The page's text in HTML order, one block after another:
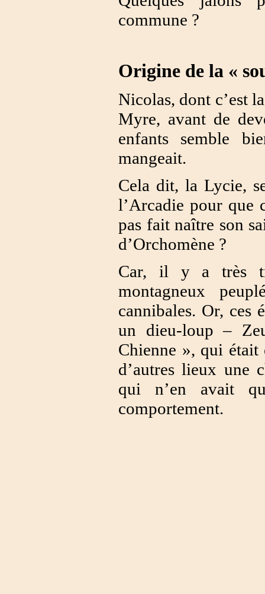
commune ?
Origine de la «
Nicolas, dont c’est
Myre, avant de
enfants semble
mangeait.
Cela dit, la Lycie,
l’Arcadie pour que
pas fait naître son
d’Orchomène ?
Car, il y a très
montagneux
cannibales. Or, ces
un dieu-loup –
Chienne », qui
d’autres lieux une
qui n’en avait
comportement.